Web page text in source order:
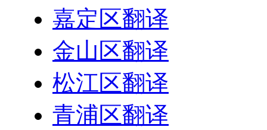
嘉定区翻译
金山区翻译
松江区翻译
青浦区翻译